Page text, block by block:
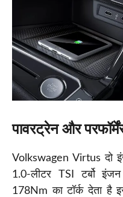
पावरट्रेन और
Volkswagen Virtus दो
1.0-लीटर TSI टर्बो
178Nm का टॉर्क देता